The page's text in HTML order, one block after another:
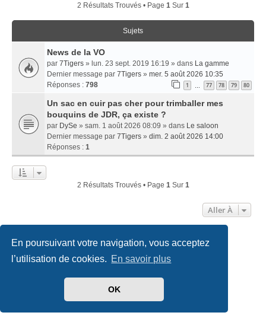
En poursuivant votre navigation, vous acceptez
l’utilisation de cookies. En savoir plus
OK
2 Résultats Trouvés • Page 1Sur 1
Sujets
News de la VO
par 7Tigers » lun. 23 sept. 2019 16:19 » dans La gamme
Dernier message par 7Tigers » mer. 5 août 2026 10:35
Réponses : 798 1 77 78 79 80
Un sac en cuir pas cher pour trimballer mes
bouquins de JDR, ça existe ?
par DySe » sam. 1 août 2026 08:09 » dans Le saloon
Dernier message par 7Tigers » dim. 2 août 2026 14:00
Réponses : 1
2 Résultats Trouvés • Page 1Sur 1
Aller À
Accueil Index du forum Nous contacter
phpBB-fr.com
created by INVENTEA & v12mike
Conditions